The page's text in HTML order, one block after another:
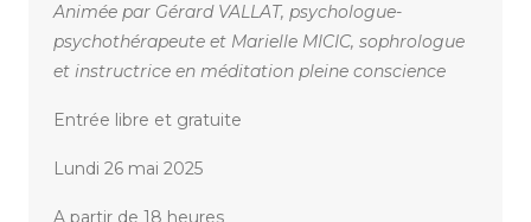
Animée par Gérard VALLAT, psychologue-
psychothérapeute et Marielle MICIC, sophrologue
et instructrice en méditation pleine conscience
Entrée libre et gratuite
Lundi 26 mai 2025